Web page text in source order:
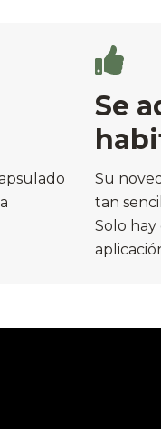
Se
Su
tan
Solo